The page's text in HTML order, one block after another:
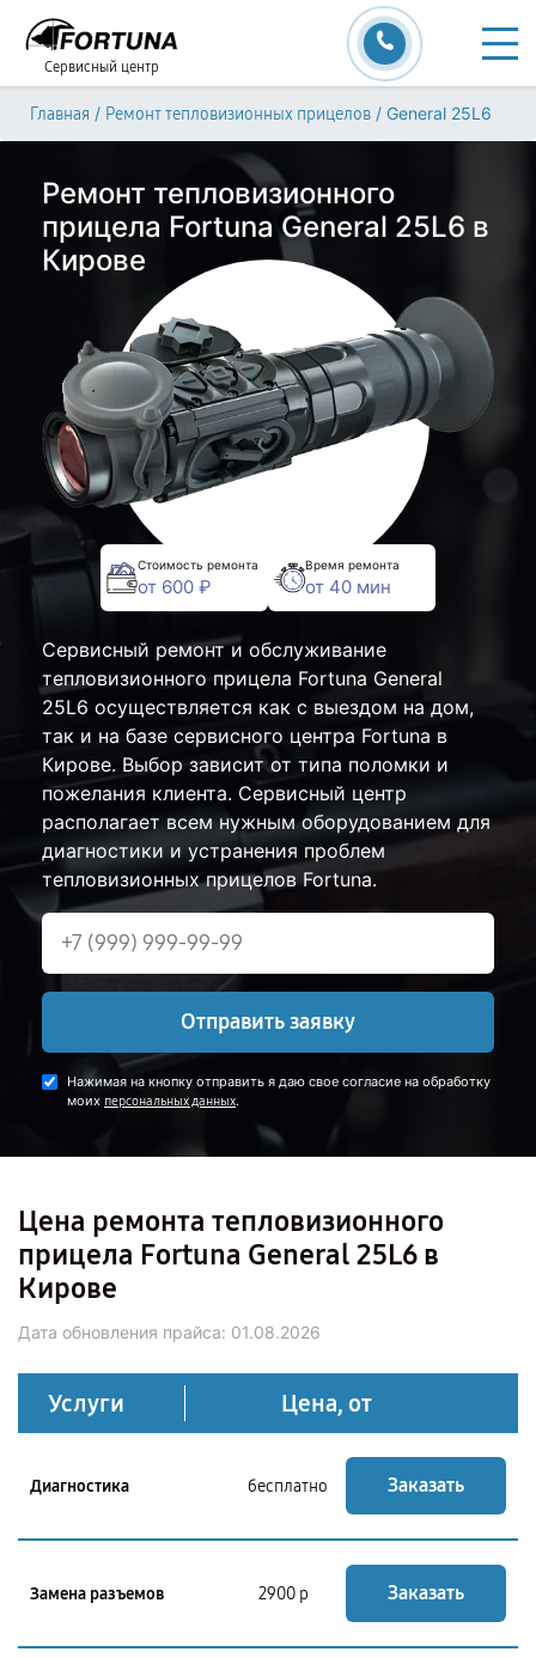
Сервисный центр
Главная / Ремонт тепловизионных прицелов / General 25L6
Ремонт тепловизионного
прицела Fortuna General 25L6 в
Кирове
Стоимость ремонта
от 600 ₽
Время ремонта
от 40 мин
Сервисный ремонт и обслуживание
тепловизионного прицела Fortuna General
25L6 осуществляется как с выездом на дом,
так и на базе сервисного центра Fortuna в
Кирове. Выбор зависит от типа поломки и
пожелания клиента. Сервисный центр
располагает всем нужным оборудованием для
диагностики и устранения проблем
тепловизионных прицелов Fortuna.
Отправить заявку
Нажимая на кнопку отправить я даю свое согласие на обработку
моих персональных данных.
Цена ремонта тепловизионного
прицела Fortuna General 25L6 в
Кирове
Дата обновления прайса: 01.08.2026
Услуги Цена, от
Диагностика бесплатно Заказать
Замена разъемов 2900 р Заказать